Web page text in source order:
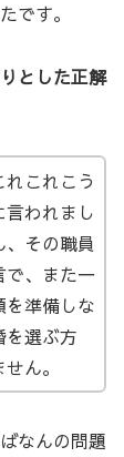
です。
とした正解
これこう
われまし
その職員
で、また一
を準備しな
を選ぶ方
ん。
なんの問題